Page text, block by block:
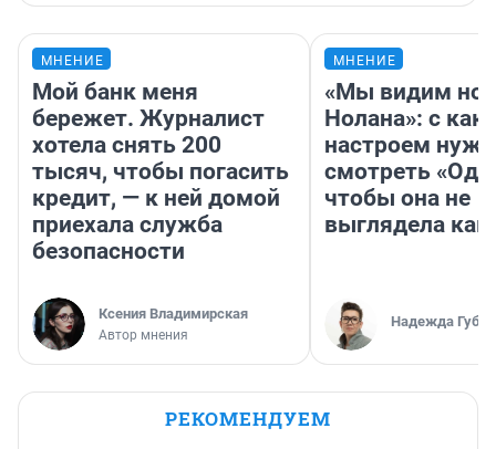
МНЕНИЕ
Мой банк меня
бережет. Журналист
хотела снять 200
тысяч, чтобы погасить
кредит, — к ней домой
приехала служба
безопасности
Ксения Владимирская
Автор мнения
МНЕНИЕ
«Мы видим
Нолана»: с
настроем
смотреть
чтобы она не
выглядела как
Надежда
РЕКОМЕНДУЕМ